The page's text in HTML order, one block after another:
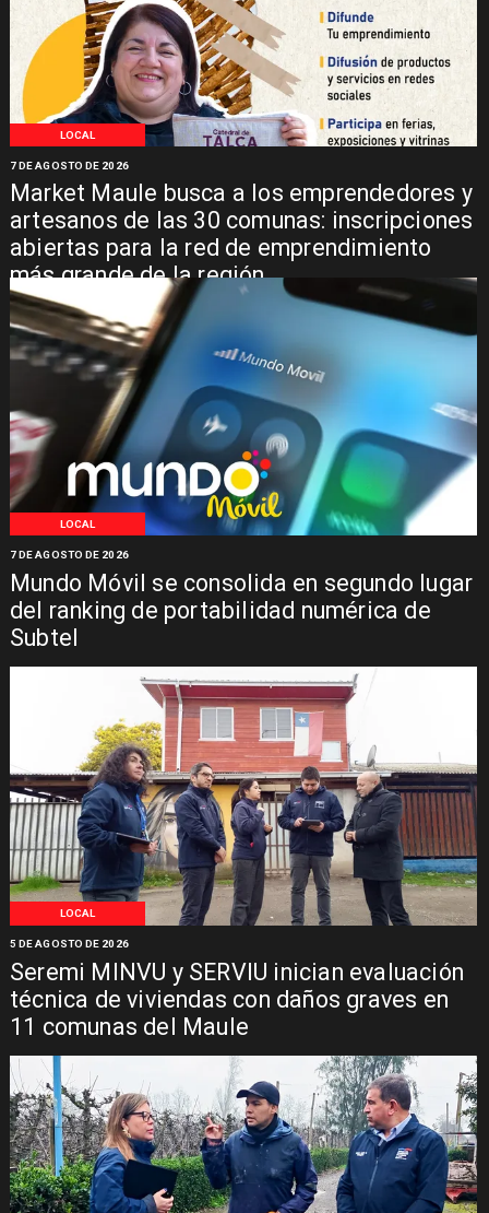
LOCAL
Market Maule busca a los emprendedores y
artesanos de las 30 comunas: inscripciones
abiertas para la red de emprendimiento
más grande de la región
7 DE AGOSTO DE 2026
LOCAL
Mundo Móvil se consolida en segundo lugar
del ranking de portabilidad numérica de
Subtel
7 DE AGOSTO DE 2026
LOCAL
Seremi MINVU y SERVIU inician evaluación
técnica de viviendas con daños graves en
11 comunas del Maule
5 DE AGOSTO DE 2026